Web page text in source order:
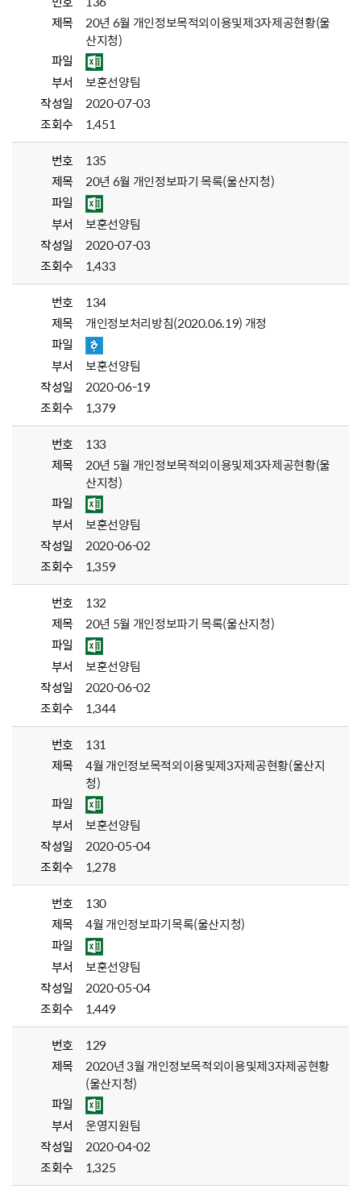
제목
20년 6월 개인정보목적외이용및제3자제공현황(울
산지청)
파일
부서
보훈선양팀
작성일
2020-07-03
조회수
1,451
번호
135
제목
20년 6월 개인정보파기 목록(울산지청)
파일
부서
보훈선양팀
작성일
2020-07-03
조회수
1,433
번호
134
제목
개인정보처리방침(2020.06.19) 개정
파일
부서
보훈선양팀
작성일
2020-06-19
조회수
1,379
번호
133
제목
20년 5월 개인정보목적외이용및제3자제공현황(울
산지청)
파일
부서
보훈선양팀
작성일
2020-06-02
조회수
1,359
번호
132
제목
20년 5월 개인정보파기 목록(울산지청)
파일
부서
보훈선양팀
작성일
2020-06-02
조회수
1,344
번호
131
제목
4월 개인정보목적외이용및제3자제공현황(울산지
청)
파일
부서
보훈선양팀
작성일
2020-05-04
조회수
1,278
번호
130
제목
4월 개인정보파기목록(울산지청)
파일
부서
보훈선양팀
작성일
2020-05-04
조회수
1,449
번호
129
제목
2020년 3월 개인정보목적외이용및제3자제공현황
(울산지청)
파일
부서
운영지원팀
작성일
2020-04-02
조회수
1,325